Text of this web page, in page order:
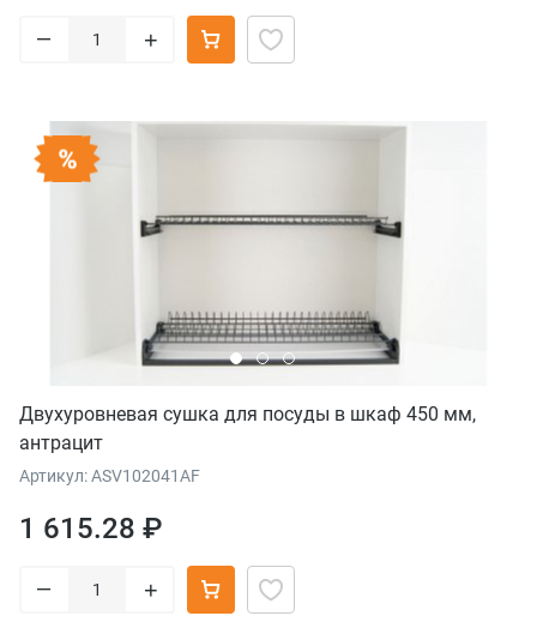
– +
Двухуровневая сушка для посуды в шкаф 450 мм,
антрацит
Артикул: ASV102041AF
1 615.28 ₽
– +